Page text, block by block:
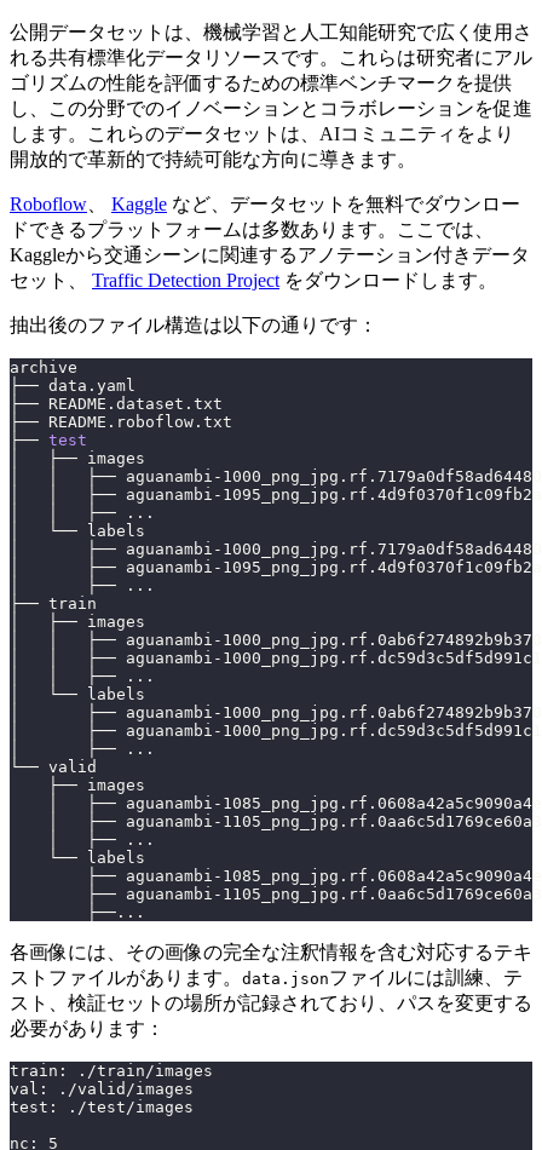
公開データセットは、機械学習と人工知能研究で広く使用さ
れる共有標準化データリソースです。これらは研究者にアル
ゴリズムの性能を評価するための標準ベンチマークを提供
し、この分野でのイノベーションとコラボレーションを促進
します。これらのデータセットは、AIコミュニティをより
開放的で革新的で持続可能な方向に導きます。
Roboflow Kaggle など、データセットを無料でダウンロー
ドできるプラットフォームは多数あります。ここでは、
Kaggleから交通シーンに関連するアノテーション付きデータ
セット、 Traffic Detection Project をダウンロードします。
抽出後のファイル構造は以下の通りです：
archive
├── data.yaml
├── README.dataset.txt
├── README.roboflow.txt
├── test
│   ├── images
│   │   ├── aguanambi-
│   │   ├── aguanambi-
│   │   ├──
.. .
│   └── labels
│       ├── aguanambi-
│       ├── aguanambi-
│       ├──
.. .
├── train
│   ├── images
│   │   ├── aguanambi-
│   │   ├── aguanambi-
│   │   ├──
.. .
│   └── labels
│       ├── aguanambi-
│       ├── aguanambi-
│       ├──
.. .
└── valid
    ├── images
│   ├── aguanambi-
│   ├── aguanambi-
    │   ├──
.. .
    └── labels
├── aguanambi-
├── aguanambi-
        ├──
.. .
各画像には、その画像の完全な注釈情報を含む対応するテキ
ストファイルがあります。 data.jsonファイルには訓練、テ
スト、検証セットの場所が記録されており、パスを変更する
必要があります：
train :
./train/images
val :
./valid/images
test :
./test/images
nc : 5